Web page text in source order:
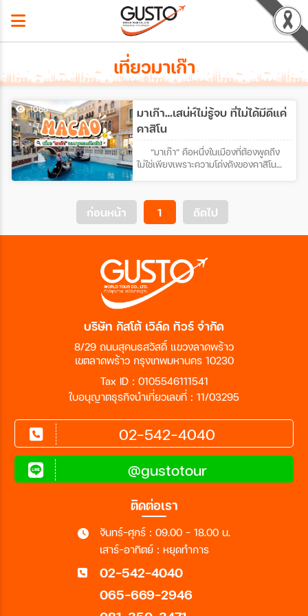
เที่ยวมาเก๊า
มาเก๊า…เสน่ห์ไม่รู้จบ ที่ไม่ได้มีดีแค่
คาสิโน
1088
“มาเก๊า” คือหนึ่งในเมืองที่ต้องพูดถึง
ไม่ใช่เพียงเพราะความโด่งดังของคาสิโน
อย่างมีเอกลักษณ์ตั้งแต่สถาปัตยกรรมแบบ
ยุโรปโบราณ สีสันอาคารพาสเทลไปจนถึง
วัดจีนโบราณที่เต็มไปด้วยพลังศรัทธาทุก
ซอกมุมของเมืองชวนให้คุณหยิบกล้องขึ้น
จาง
ก่อนหน้า 1 ถัดไป
บริษัท กัสโต้ เวิล์ด ทัวร์ จำกัด
8/29 ถนนสุคนธสวัสดิ์ แขวงลาดพร้าว
เขตลาดพร้าว กรุงเทพมหานคร 10230
Tax ID : 0105546111541
ใบอนุญาตธุรกิจนำเที่ยวเลขที่ : 11/03295
02-542-4040
@gustotour
ติดต่อเรา
จันทร์-ศุกร์ : 09.00 - 18.00 น.
เสาร์-อาทิตย์ : หยุดทำการ
02-542-4040
065-669-2946